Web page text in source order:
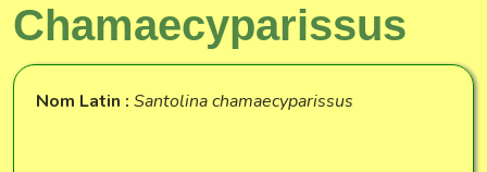
Chamaecyparissus
Nom Latin : Santolina chamaecyparissus